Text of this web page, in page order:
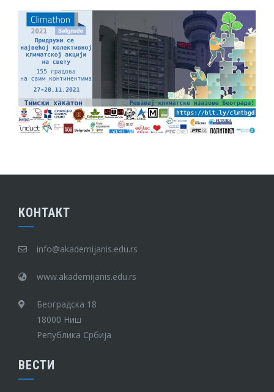
КОНТАКТ
info@akademijanis.edu.rs
www.akademijanis.edu.rs
Београдска 18
18000 Ниш
Република Србија
ВЕСТИ